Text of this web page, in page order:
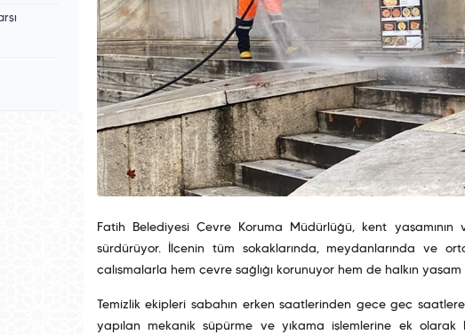
Fatih Belediyesi Çevre Koruma Müdürlüğü, kent yaşamının
sürdürüyor. İlçenin tüm sokaklarında, meydanlarında ve
çalışmalarla hem çevre sağlığı korunuyor hem de halkın
Temizlik ekipleri sabahın erken saatlerinden gece geç
yapılan mekanik süpürme ve yıkama işlemlerine ek